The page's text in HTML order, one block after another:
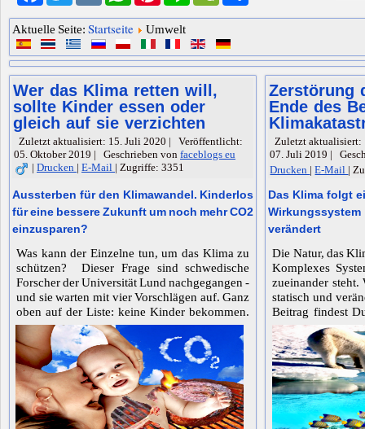
Aktuelle Seite: Startseite Umwelt
Wer das Klima retten will,
sollte Kinder essen oder
gleich auf sie verzichten
Zuletzt aktualisiert: 15. Juli 2020 |
Veröffentlicht:
05. Oktober 2019 | Geschrieben von faceblogs eu
| Drucken | E-Mail | Zugriffe: 3351
Aussterben für den Klimawandel. Kinderlos
für eine bessere Zukunft um noch mehr CO2
einzusparen?
Was kann der Einzelne tun, um das Klima zu
schützen? Dieser Frage sind schwedische
Forscher der Universität Lund nachgegangen -
und sie warten mit vier Vorschlägen auf. Ganz
oben auf der Liste: keine Kinder bekommen.
Zerstörung
Ende des
Zuletzt aktualisiert:
07. Juli 2019 |
Drucken |E-Mail |
Das Klima folgt
verändert
Die Natur, das
Komplexes
zueinander
statisch und
Beitrag findest